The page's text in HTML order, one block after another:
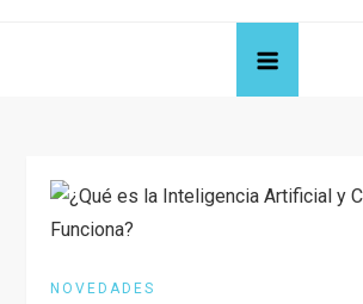
icomm unified
Blog de icomm unified marketing cloud
NOVEDADES